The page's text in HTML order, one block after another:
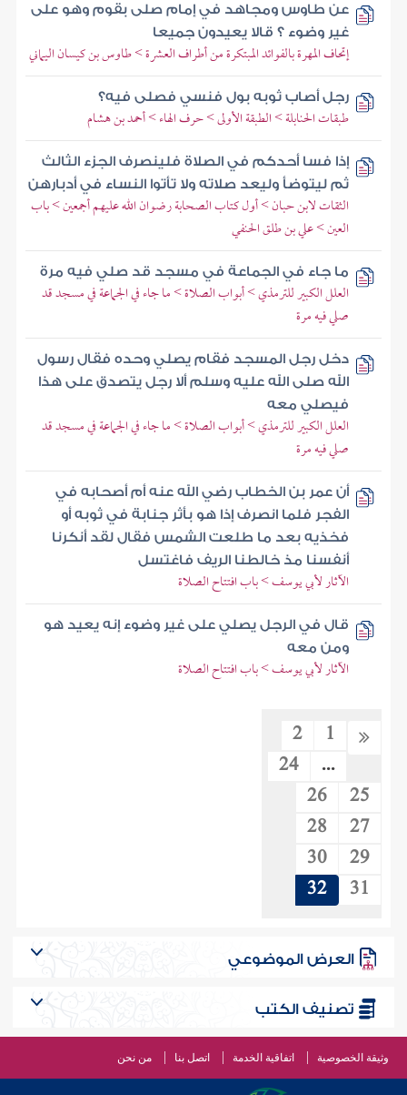
عن طاوس ومجاهد في إمام صلى بقوم وهو على
غير وضوء ؟ قالا يعيدون جميعا
إتحاف المهرة بالفوائد المبتكرة من أطراف العشرة > طاوس بن كيسان اليماني
رجل أصاب ثوبه بول فنسي فصلى فيه؟
طبقات الحنابلة > الطبقة الأولى > حرف الهاء > أحمد بن هشام
إذا فسا أحدكم في الصلاة فلينصرف الجزء الثالث
ثم ليتوضأ وليعد صلاته ولا تأتوا النساء في أدبارهن
الثقات لابن حبان > أول كتاب الصحابة رضوان الله عليهم أجمعين > باب
العين > علي بن طلق الحنفي
ما جاء في الجماعة في مسجد قد صلي فيه مرة
العلل الكبير للترمذي > أبواب الصلاة > ما جاء في الجماعة في مسجد قد
صلي فيه مرة
دخل رجل المسجد فقام يصلي وحده فقال رسول
الله صلى الله عليه وسلم ألا رجل يتصدق على هذا
فيصلي معه
العلل الكبير للترمذي > أبواب الصلاة > ما جاء في الجماعة في مسجد قد
صلي فيه مرة
أن عمر بن الخطاب رضي الله عنه أم أصحابه في
الفجر فلما انصرف إذا هو بأثر جنابة في ثوبه أو
فخذيه بعد ما طلعت الشمس فقال لقد أنكرنا
أنفسنا مذ خالطنا الريف فاغتسل
الآثار لأبي يوسف > باب افتتاح الصلاة
قال في الرجل يصلي على غير وضوء إنه يعيد هو
ومن معه
الآثار لأبي يوسف > باب افتتاح الصلاة
1
2
...
24
25
26
27
28
29
30
31
32
العرض الموضوعي
تصنيف الكتب
وثيقة الخصوصية اتفاقية الخدمة اتصل بنا من نحن